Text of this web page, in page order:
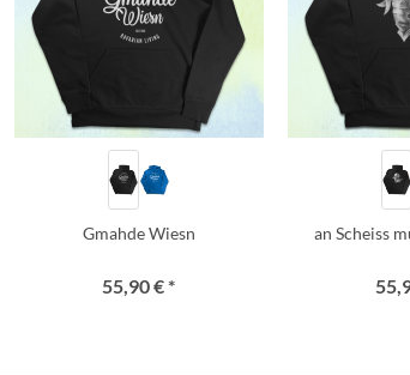
Gmahde Wiesn
55,90 € *
an Scheiss